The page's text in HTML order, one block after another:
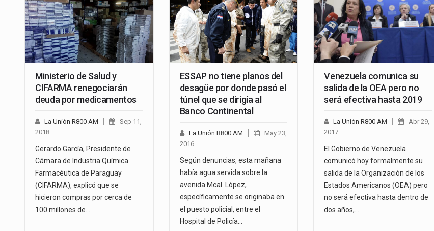
Ministerio de Salud y
CIFARMA renegociarán
deuda por medicamentos
La Unión R800 AM
Sep 11,
2018
Gerardo García, Presidente de
Cámara de Industria Química
Farmacéutica de Paraguay
(CIFARMA), explicó que se
hicieron compras por cerca de
100 millones de…
ESSAP no tiene planos del
desagüe por donde pasó el
túnel que se dirigía al
Banco Continental
La Unión R800 AM
May 23,
2016
Según denuncias, esta mañana
había agua servida sobre la
avenida Mcal. López,
específicamente se originaba en
el puesto policial, entre el
Hospital de Policía…
Venezuela comunica su
salida de la OEA pero no
será efectiva hasta 2019
La Unión R800 AM
Abr 29,
2017
El Gobierno de Venezuela
comunicó hoy formalmente su
salida de la Organización de los
Estados Americanos (OEA) pero
no será efectiva hasta dentro de
dos años,…